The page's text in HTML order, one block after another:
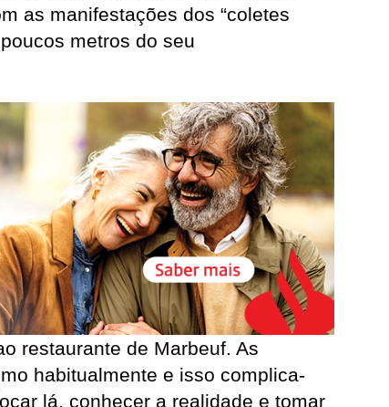
as manifestações dos “coletes
metros do seu
restaurante de Marbeuf. As
habitualmente e isso complica-
lá, conhecer a realidade e tomar